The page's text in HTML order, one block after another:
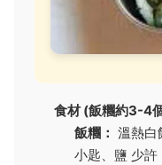
食材 (飯糰約3-4
飯糰： 溫熱白
小匙、鹽 少許